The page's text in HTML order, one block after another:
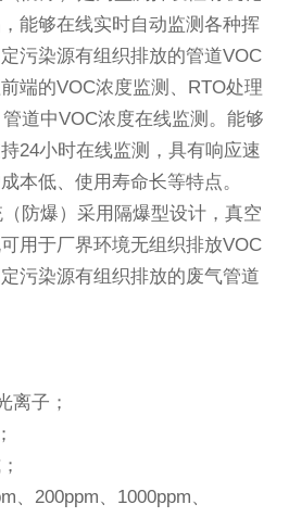
能够在线实时自动监测各种挥
污染源有组织排放的管道VOC
端的VOC浓度监测、RTO处理
道中VOC浓度在线监测。能够
24小时在线监测，具有响应速
本低、使用寿命长等特点。
防爆）采用隔爆型设计，真空
用于厂界环境无组织排放VOC
污染源有组织排放的废气管道
离子；
、200ppm、1000ppm、